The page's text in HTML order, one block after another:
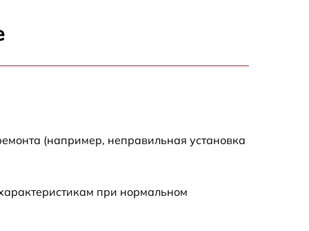
(например, неправильная установка
при нормальном